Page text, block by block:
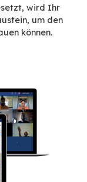
erspart
oder
und
die